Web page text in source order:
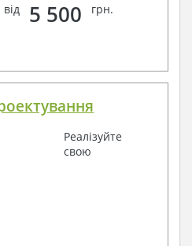
будь-яким зручним способом
дзвінок, viber, e-mail,
5 500 грн.
Реалізуйте
свою